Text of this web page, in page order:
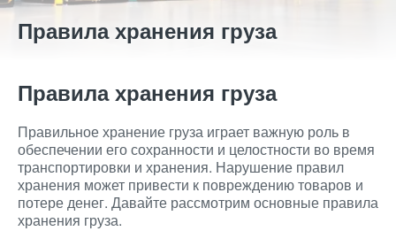
Правила хранения груза
Правила хранения груза
Правильное хранение груза играет важную роль в
обеспечении его сохранности и целостности во время
транспортировки и хранения. Нарушение правил
хранения может привести к повреждению товаров и
потере денег. Давайте рассмотрим основные правила
хранения груза.